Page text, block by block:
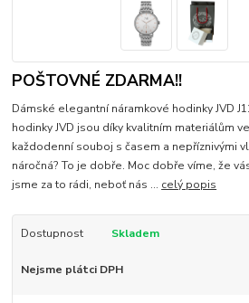
POŠTOVNÉ ZDARMA!!
Dámské elegantní náramkové hodinky JVD
hodinky JVD jsou díky kvalitním materiálům
každodenní souboj s časem a nepříznivými
náročná? To je dobře. Moc dobře víme, že
jsme za to rádi, neboť nás ... celý popis
Dostupnost Skladem
Nejsme plátci DPH